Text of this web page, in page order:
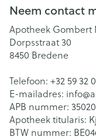
Neem contact
Apotheek Gombert
Dorpsstraat 30
8450 Bredene
Telefoon: +32 59 32
E-mailadres: info@
APB nummer:
Apotheek titularis:
BTW nummer: